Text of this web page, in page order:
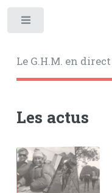
Le G.H.M. en direct
Les actus